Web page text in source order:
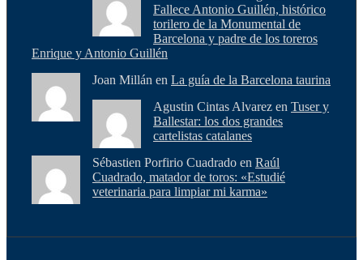
Fallece Antonio Guillén, histórico
torilero de la Monumental de
Barcelona y padre de los toreros
Enrique y Antonio Guillén
Joan Millán en La guía de la Barcelona taurina
Agustin Cintas Alvarez en Tuser y
Ballestar: los dos grandes
cartelistas catalanes
Sébastien Porfirio Cuadrado en Raúl
Cuadrado, matador de toros: «Estudié
veterinaria para limpiar mi karma»